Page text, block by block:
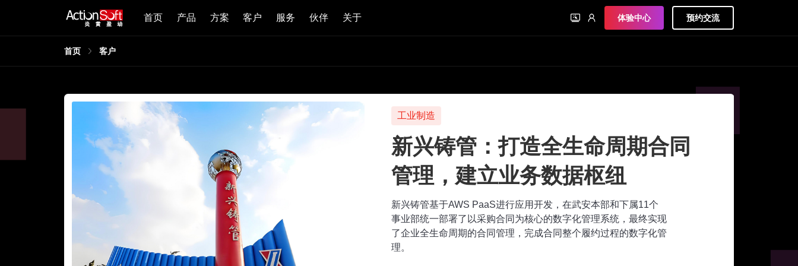
首页 产品 方案 客户 服务 伙伴 关于 体验中心 预约交流
首页 客户
工业制造
新兴铸管：打造全生命周期合同
管理，建立业务数据枢纽
新兴铸管基于AWS PaaS进行应用开发，在武安本部和下属11个
事业部统一部署了以采购合同为核心的数字化管理系统，最终实现
了企业全生命周期的合同管理，完成合同整个履约过程的数字化管
理。